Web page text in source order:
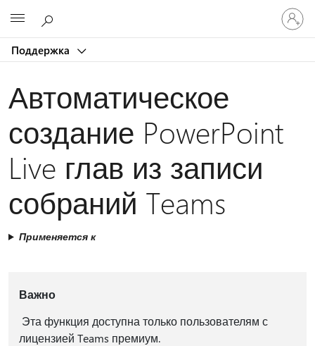
Поддержка
Автоматическое
создание PowerPoint
Live глав из записи
собраний Teams
Применяется к
Важно
Эта функция доступна только пользователям с
лицензией Teams премиум.